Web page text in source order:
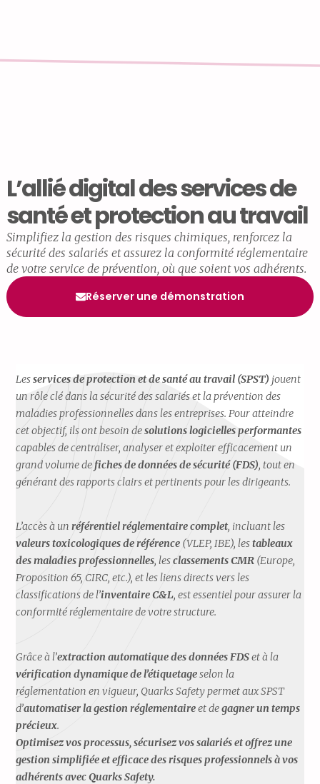
L’allié digital des services de
santé et protection au travail
Simplifiez la gestion des risques chimiques, renforcez la
sécurité des salariés et assurez la conformité réglementaire
de votre service de prévention, où que soient vos adhérents.
Réserver une démonstration
Lesservices de protection et de santé au travail (SPST) jouent
un rôle clé dans la sécurité des salariés et la prévention des
maladies professionnelles dans les entreprises. Pour atteindre
cet objectif, ils ont besoin desolutions logicielles performantes
capables de centraliser, analyser et exploiter efficacement un
grand volume defiches de données de sécurité (FDS), tout en
générant des rapports clairs et pertinents pour les dirigeants.
L’accès à unréférentiel réglementaire complet, incluant les
valeurs toxicologiques de référence (VLEP, IBE), lestableaux
des maladies professionnelles, lesclassements CMR (Europe,
Proposition 65, CIRC, etc.), et les liens directs vers les
classifications de l’inventaire C&L, est essentiel pour assurer la
conformité réglementaire de votre structure.
Grâce à l’extraction automatique des données FDSet à la
vérification dynamique de l’étiquetageselon la
réglementation en vigueur, Quarks Safety permet aux SPST
d’automatiser la gestion réglementaireet degagner un temps
précieux.
Optimisez vos processus, sécurisez vos salariés et offrez une
gestion simplifiée et efficace des risques professionnels à vos
adhérents avec Quarks Safety.